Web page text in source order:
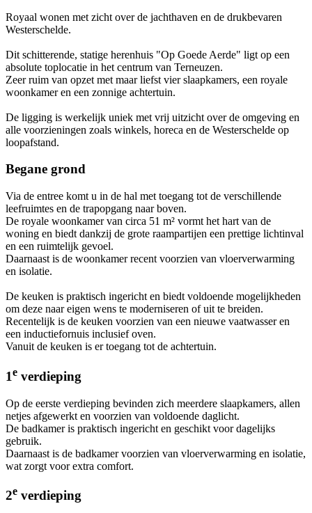
Royaal wonen met zicht over de jachthaven en de drukbevaren
Westerschelde.
Dit schitterende, statige herenhuis "Op Goede Aerde" ligt op een
absolute toplocatie in het centrum van Terneuzen.
Zeer ruim van opzet met maar liefst vier slaapkamers, een royale
woonkamer en een zonnige achtertuin.
De ligging is werkelijk uniek met vrij uitzicht over de omgeving en
alle voorzieningen zoals winkels, horeca en de Westerschelde op
loopafstand.
Begane grond
Via de entree komt u in de hal met toegang tot de verschillende
leefruimtes en de trapopgang naar boven.
De royale woonkamer van circa 51 m² vormt het hart van de
woning en biedt dankzij de grote raampartijen een prettige lichtinval
en een ruimtelijk gevoel.
Daarnaast is de woonkamer recent voorzien van vloerverwarming
en isolatie.
De keuken is praktisch ingericht en biedt voldoende mogelijkheden
om deze naar eigen wens te moderniseren of uit te breiden.
Recentelijk is de keuken voorzien van een nieuwe vaatwasser en
een inductiefornuis inclusief oven.
Vanuit de keuken is er toegang tot de achtertuin.
1e verdieping
Op de eerste verdieping bevinden zich meerdere slaapkamers, allen
netjes afgewerkt en voorzien van voldoende daglicht.
De badkamer is praktisch ingericht en geschikt voor dagelijks
gebruik.
Daarnaast is de badkamer voorzien van vloerverwarming en isolatie,
wat zorgt voor extra comfort.
2e verdieping